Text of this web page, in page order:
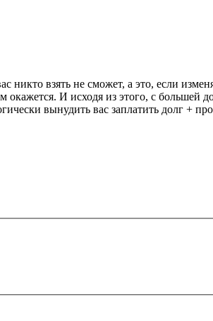
взять не сможет, а это, если
окажется. И исходя из этого, с
вынудить вас заплатить долг +